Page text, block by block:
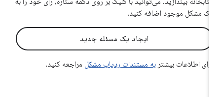
مشکل موجود اضافه کنید.
ایجاد یک مسئله جدید
اطلاعات بیشتربه مستندات ردیاب مشکلمراجعه کنید.